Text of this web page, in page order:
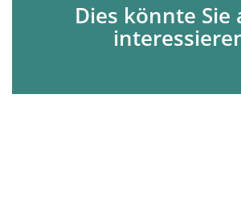
Dies könnte Sie